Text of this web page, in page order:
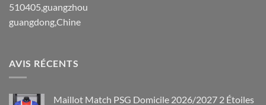
510405,guangzhou
guangdong,Chine
AVIS RÉCENTS
Maillot Match PSG Domicile 2026/2027 2 Étoiles